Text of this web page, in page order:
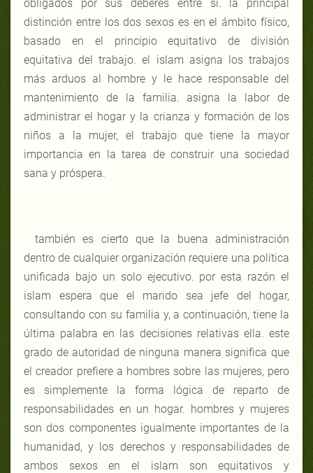
obligados por sus deberes entre sí. la principal
distinción entre los dos sexos es en el ámbito físico,
basado en el principio equitativo de división
equitativa del trabajo. el islam asigna los trabajos
más arduos al hombre y le hace responsable del
mantenimiento de la familia. asigna la labor de
administrar el hogar y la crianza y formación de los
niños a la mujer, el trabajo que tiene la mayor
importancia en la tarea de construir una sociedad
sana y próspera.
también es cierto que la buena administración
dentro de cualquier organización requiere una política
unificada bajo un solo ejecutivo. por esta razón el
islam espera que el marido sea jefe del hogar,
consultando con su familia y, a continuación, tiene la
última palabra en las decisiones relativas ella. este
grado de autoridad de ninguna manera significa que
el creador prefiere a hombres sobre las mujeres, pero
es simplemente la forma lógica de reparto de
responsabilidades en un hogar. hombres y mujeres
son dos componentes igualmente importantes de la
humanidad, y los derechos y responsabilidades de
ambos sexos en el islam son equitativos y